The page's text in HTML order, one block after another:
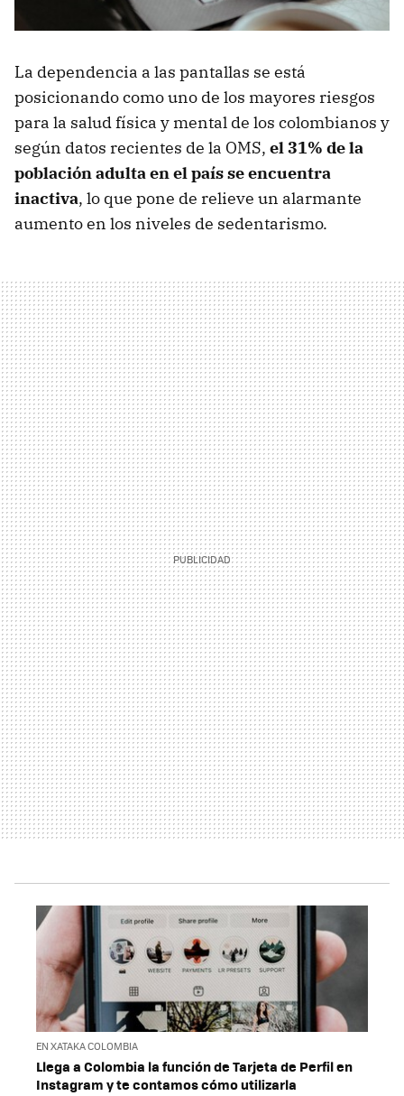
La dependencia a las pantallas se está
posicionando como uno de los mayores riesgos
para la salud física y mental de los colombianos y
según datos recientes de la OMS, el 31% de la
población adulta en el país se encuentra
inactiva, lo que pone de relieve un alarmante
aumento en los niveles de sedentarismo.
EN XATAKA COLOMBIA
Llega a Colombia la función de Tarjeta de Perfil en
Instagram y te contamos cómo utilizarla